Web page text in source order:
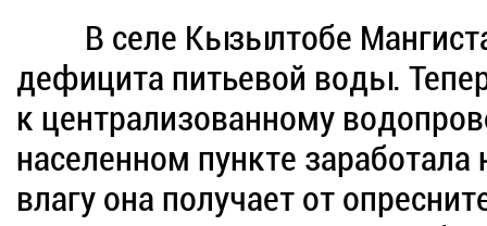
В селе Кызылтобе
дефицита питьевой воды.
к централизованному
населенном пункте
влагу она получает от